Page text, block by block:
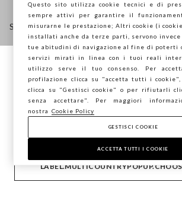
AIUTO
AZIENDA
CONTATTI
Seguici su
Stai navigando su STEFANEL Italia,
salvare la tua posizione?
CONFERMA
Questo sito utilizza cookie tecnici e di
sempre attivi per garantire il
misurarne le prestazione; Altri cookie (i
installati anche da terze parti, servono
tue abitudini di navigazione al fine di poterti
servizi mirati in linea con i tuoi reali
utilizzo serve il tuo consenso. Per
profilazione clicca su "accetta tutti i
clicca su "Gestisci cookie" o per rifiutarli
senza accettare". Per maggiori
nostra
Cookie Policy
GESTISCI COOKIE
ACCETTA TUTTI I COOKIE